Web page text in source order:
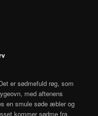
er sødmefuld røg, som
med aftenens
en smule søde æbler og
kommer sødme fra